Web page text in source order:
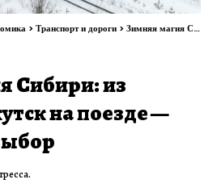
>Транспорт и дороги >Зимняя магия Сибири: из Якутии в Иркутск на поезде — это лучший выбор
Сибири: из
на поезде —